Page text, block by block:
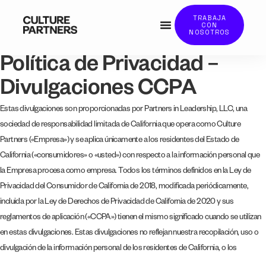
TRABAJA
CON
NOSOTROS
Política de Privacidad –
Divulgaciones CCPA
Estas divulgaciones son proporcionadas por Partners in Leadership, LLC, una
sociedad de responsabilidad limitada de California que opera como Culture
Partners («Empresa») y se aplica únicamente a los residentes del Estado de
California («consumidores» o «usted») con respecto a la información personal que
la Empresa procesa como empresa. Todos los términos definidos en la Ley de
Privacidad del Consumidor de California de 2018, modificada periódicamente,
incluida por la Ley de Derechos de Privacidad de California de 2020 y sus
reglamentos de aplicación («CCPA») tienen el mismo significado cuando se utilizan
en estas divulgaciones. Estas divulgaciones no reflejan nuestra recopilación, uso o
divulgación de la información personal de los residentes de California, o los